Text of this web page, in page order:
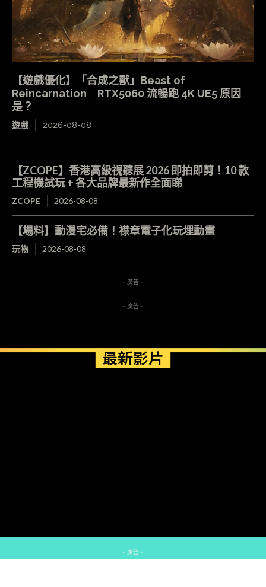
【遊戲優化】「合成之獸」Beast of
Reincarnation RTX5060 流暢跑 4K UE5 原因
是？
遊戲 2026-08-08
【ZCOPE】香港高級視聽展 2026 即拍即剪！10 款
工程機試玩 + 各大品牌最新作全面睇
ZCOPE 2026-08-08
【場料】動漫宅必備！襟章電子化玩埋動畫
玩物 2026-08-08
- 廣告 -
- 廣告 -
最新影片
- 廣告 -